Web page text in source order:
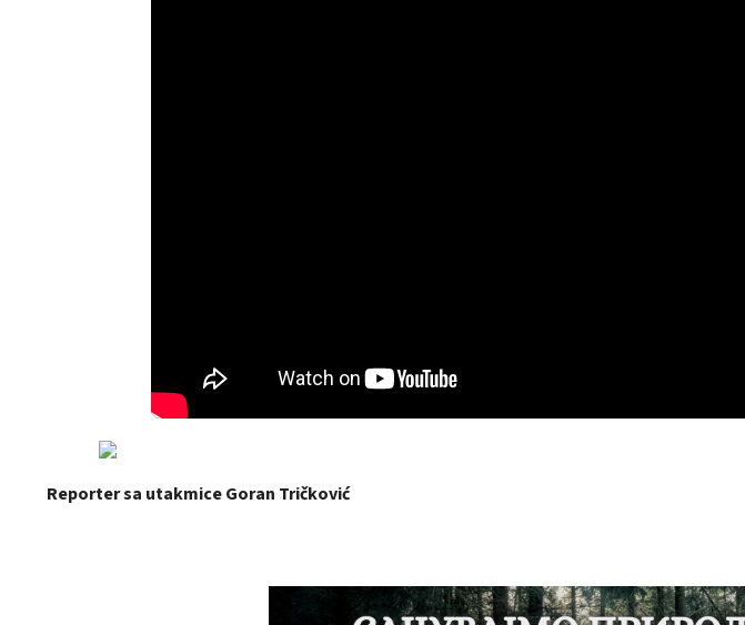
Reporter sa utakmice Goran Tričković